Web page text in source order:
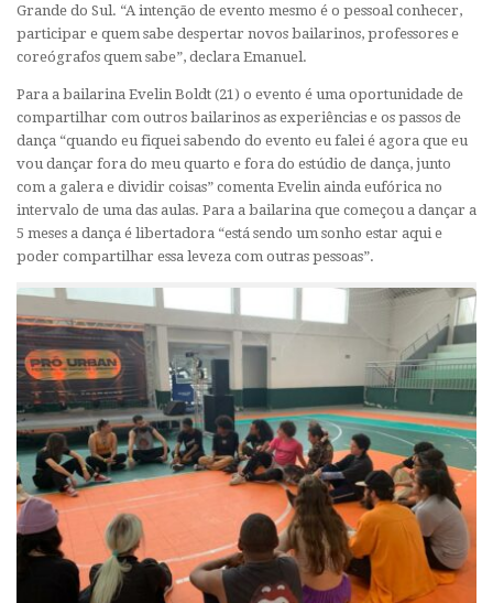
Grande do Sul. “A intenção de evento mesmo é o pessoal conhecer,
participar e quem sabe despertar novos bailarinos, professores e
coreógrafos quem sabe”, declara Emanuel.
Para a bailarina Evelin Boldt (21) o evento é uma oportunidade de
compartilhar com outros bailarinos as experiências e os passos de
dança “quando eu fiquei sabendo do evento eu falei é agora que eu
vou dançar fora do meu quarto e fora do estúdio de dança, junto
com a galera e dividir coisas” comenta Evelin ainda eufórica no
intervalo de uma das aulas. Para a bailarina que começou a dançar a
5 meses a dança é libertadora “está sendo um sonho estar aqui e
poder compartilhar essa leveza com outras pessoas”.